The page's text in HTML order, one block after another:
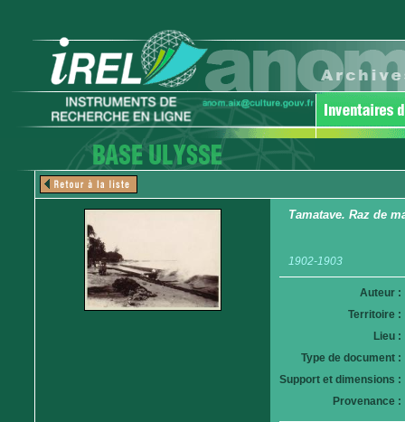
Tamatave. Raz de
1902-1903
Auteur :
Territoire :
Lieu :
Type de document :
Support et dimensions :
Provenance :